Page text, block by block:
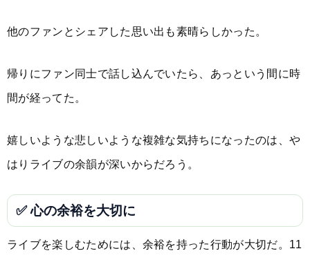
他のファンとシェアした思い出も素晴らしかった。
帰りにファン同士で話し込んでいたら、あっという間に時
間が経ってた。
嬉しいような悲しいような複雑な気持ちになったのは、や
はりライブの余韻が深いからだろう。
✅ 心の余裕を大切に
ライブを楽しむためには、余裕を持った行動が大切だ。11